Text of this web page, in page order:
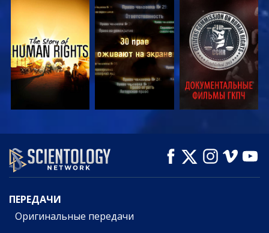
СМОТРЕТЬ СМОТРЕТЬ СМОТРЕТЬ
СМОТРЕТЬ СМОТРЕТЬ
СМОТРЕТЬ
ПЕРЕДАЧИ
ПЕРЕДАЧИ
Оригинальные передачи